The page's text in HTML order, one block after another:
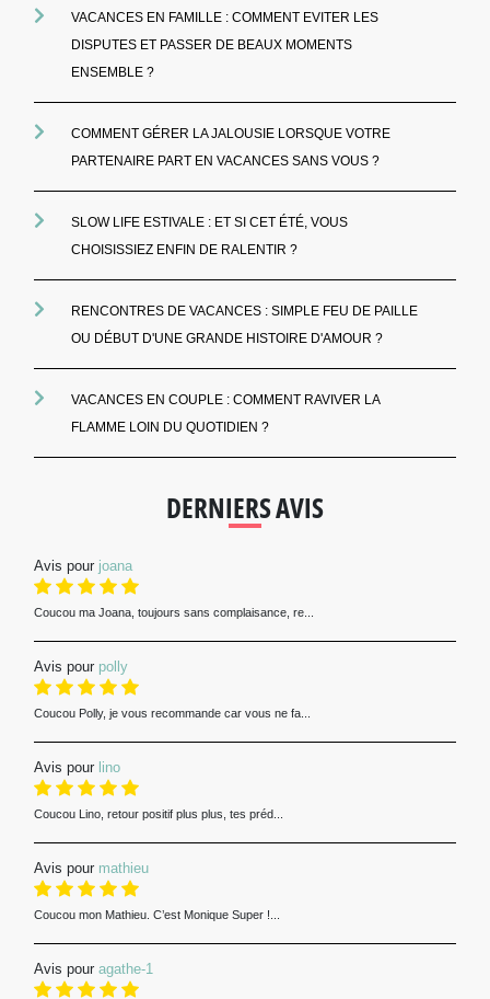
VACANCES EN FAMILLE : COMMENT EVITER LES
DISPUTES ET PASSER DE BEAUX MOMENTS
ENSEMBLE ?
COMMENT GÉRER LA JALOUSIE LORSQUE VOTRE
PARTENAIRE PART EN VACANCES SANS VOUS ?
SLOW LIFE ESTIVALE : ET SI CET ÉTÉ, VOUS
CHOISISSIEZ ENFIN DE RALENTIR ?
RENCONTRES DE VACANCES : SIMPLE FEU DE PAILLE
OU DÉBUT D'UNE GRANDE HISTOIRE D'AMOUR ?
VACANCES EN COUPLE : COMMENT RAVIVER LA
FLAMME LOIN DU QUOTIDIEN ?
DERNIERS AVIS
Avis pour joana
Coucou ma Joana, toujours sans complaisance, re...
Avis pour polly
Coucou Polly, je vous recommande car vous ne fa...
Avis pour lino
Coucou Lino, retour positif plus plus, tes préd...
Avis pour mathieu
Coucou mon Mathieu. C’est Monique Super !...
Avis pour agathe-1